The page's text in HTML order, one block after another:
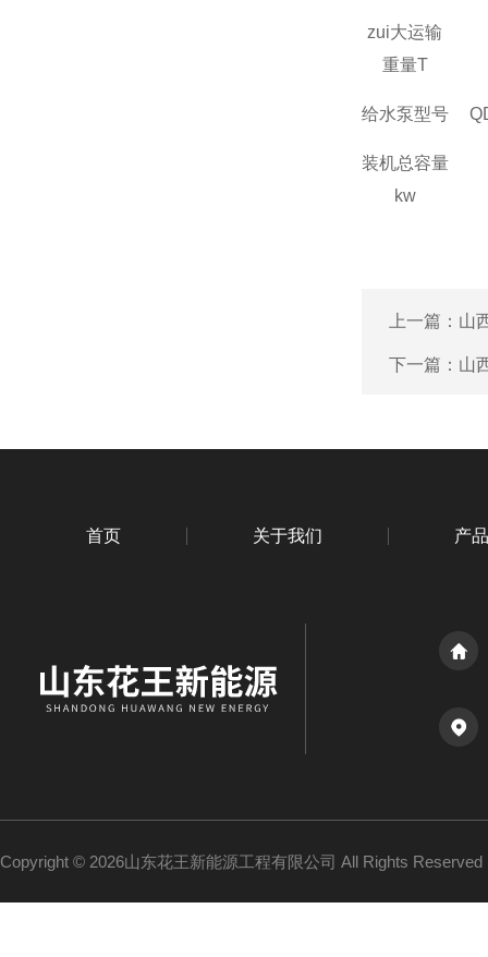
zui大运输
重量T
给水泵型号
装机总容量
kw
上一篇： 山
下一篇： 山
首页 关于我们 产
Copyright © 2026山东花王新能源工程有限公司 All Rights